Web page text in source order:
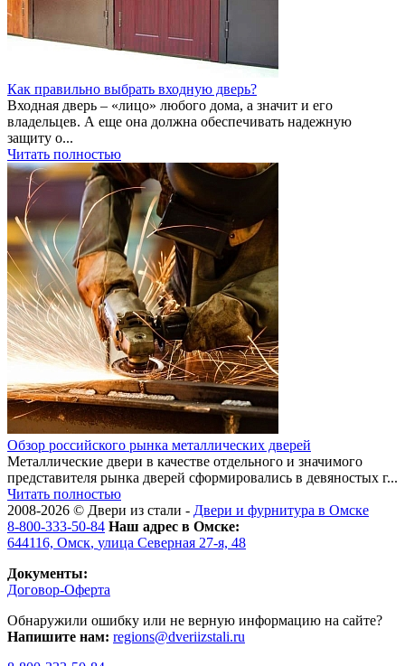
Как правильно выбрать входную дверь?
Входная дверь – «лицо» любого дома, а значит и его
владельцев. А еще она должна обеспечивать надежную
защиту о...
Читать полностью
Обзор российского рынка металлических дверей
Металлические двери в качестве отдельного и значимого
представителя рынка дверей сформировались в девяностых г...
Читать полностью
2008-2026 © Двери из стали - Двери и фурнитура в Омске
8-800-333-50-84 Наш адрес в Омске:
644116, Омск, улица Северная 27-я, 48
Документы:
Договор-Оферта
Обнаружили ошибку или не верную информацию на сайте?
Напишите нам: regions@dveriizstali.ru